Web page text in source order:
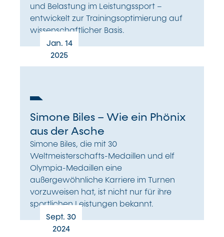
und Belastung im Leistungssport –
entwickelt zur Trainingsoptimierung auf
wissenschaftlicher Basis.
Jan. 14
2025
Simone Biles – Wie ein Phönix
aus der Asche
Simone Biles, die mit 30
Weltmeisterschafts-Medaillen und elf
Olympia-Medaillen eine
außergewöhnliche Karriere im Turnen
vorzuweisen hat, ist nicht nur für ihre
sportlichen Leistungen bekannt.
Sept. 30
2024